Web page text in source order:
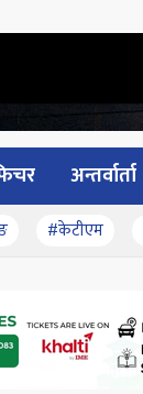
अन्तर्वार्ता
#केटीएम